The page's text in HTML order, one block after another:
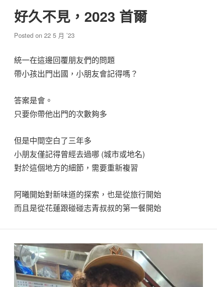
好久不見，2023 首爾
Posted on22 5 月 ’23
統一在這邊回覆朋友們的問題
帶小孩出門出國，小朋友會記得嗎？
答案是會。
只要你帶他出門的次數夠多
但是中間空白了三年多
小朋友僅記得曾經去過哪 (城市或地名)
對於這個地方的細節，需要重新複習
阿曦開始對新味道的探索，也是從旅行開始
而且是從花蓮跟碰碰志青叔叔的第一餐開始